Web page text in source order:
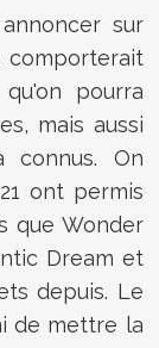
sur
comporterait
pourra
mais aussi
connus. On
ont permis
que Wonder
Dream et
depuis. Le
de mettre la